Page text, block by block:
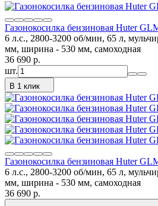
Газонокосилка бензиновая Huter
6 л.с., 2800-3200 об/мин, 65 л,
мм, ширина - 530 мм, самоходная
36 690 p.
шт.
В 1 клик
Газонокосилка бензиновая Huter
6 л.с., 2800-3200 об/мин, 65 л,
мм, ширина - 530 мм, самоходная
36 690 p.